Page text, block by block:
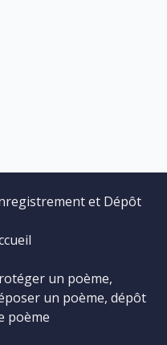
et Dépôt
un poème,
un poème, dépôt
poème